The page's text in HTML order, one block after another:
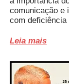
comunicação e
com
Leia mais